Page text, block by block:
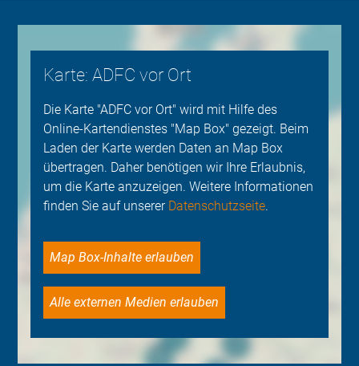
Karte: ADFC vor Ort
Die Karte "ADFC vor Ort" wird mit Hilfe des
Online-Kartendienstes "Map Box" gezeigt. Beim
Laden der Karte werden Daten an Map Box
übertragen. Daher benötigen wir Ihre Erlaubnis,
um die Karte anzuzeigen. Weitere Informationen
finden Sie auf unserer Datenschutzseite.
Map Box-Inhalte erlauben
Alle externen Medien erlauben